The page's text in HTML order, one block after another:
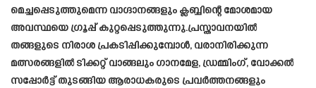
മെച്ചപ്പെടുത്തുമെന്ന വാഗ്ദാനങ്ങളും ക്ലബ്ബിന്റെ മോശമായ
അവസ്ഥയെ ഗ്രൂപ്പ് കുറ്റപ്പെടുത്തുന്നു.പ്രസ്താവനയിൽ
തങ്ങളുടെ നിരാശ പ്രകടിപ്പിക്കുമ്പോൾ, വരാനിരിക്കുന്ന
മത്സരങ്ങളിൽ ടിക്കറ്റ് വാങ്ങലും ഗാനമേള, ഡ്രമ്മിംഗ്, വോക്കൽ
സപ്പോർട്ട് തുടങ്ങിയ ആരാധകരുടെ പ്രവർത്തനങ്ങളും